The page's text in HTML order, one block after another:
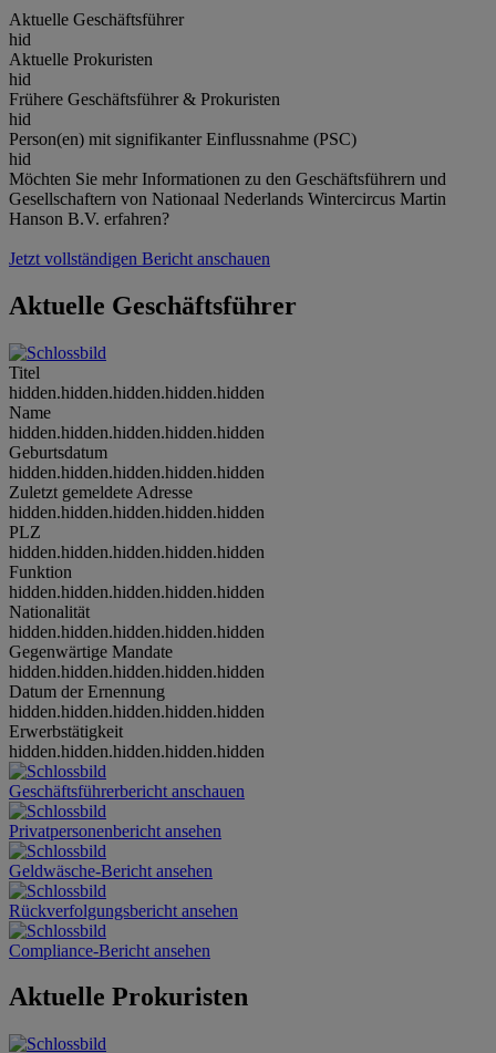
Aktuelle Geschäftsführer
hid
Aktuelle Prokuristen
hid
Frühere Geschäftsführer & Prokuristen
hid
Person(en) mit signifikanter Einflussnahme (PSC)
hid
Möchten Sie mehr Informationen zu den Geschäftsführern und
Gesellschaftern von Nationaal Nederlands Wintercircus Martin
Hanson B.V. erfahren?
Jetzt vollständigen Bericht anschauen
Aktuelle Geschäftsführer
Titel
hidden.hidden.hidden.hidden.hidden
Name
hidden.hidden.hidden.hidden.hidden
Geburtsdatum
hidden.hidden.hidden.hidden.hidden
Zuletzt gemeldete Adresse
hidden.hidden.hidden.hidden.hidden
PLZ
hidden.hidden.hidden.hidden.hidden
Funktion
hidden.hidden.hidden.hidden.hidden
Nationalität
hidden.hidden.hidden.hidden.hidden
Gegenwärtige Mandate
hidden.hidden.hidden.hidden.hidden
Datum der Ernennung
hidden.hidden.hidden.hidden.hidden
Erwerbstätigkeit
hidden.hidden.hidden.hidden.hidden
Geschäftsführerbericht anschauen
Privatpersonenbericht ansehen
Geldwäsche-Bericht ansehen
Rückverfolgungsbericht ansehen
Compliance-Bericht ansehen
Aktuelle Prokuristen